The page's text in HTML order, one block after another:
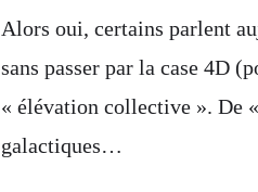
Alors oui, certains parlent
sans passer par la case 4D
« élévation collective ». De
galactiques…